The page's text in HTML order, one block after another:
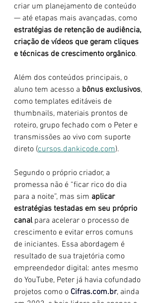
criar um planejamento de conteúdo
— até etapas mais avançadas, como
estratégias de retenção de audiência,
criação de vídeos que geram cliques
e técnicas de crescimento orgânico.
Além dos conteúdos principais, o
aluno tem acesso a bônus exclusivos,
como templates editáveis de
thumbnails, materiais prontos de
roteiro, grupo fechado com o Peter e
transmissões ao vivo com suporte
direto (cursos.dankicode.com).
Segundo o próprio criador, a
promessa não é “ficar rico do dia
para a noite”, mas sim aplicar
estratégias testadas em seu próprio
canal para acelerar o processo de
crescimento e evitar erros comuns
de iniciantes. Essa abordagem é
resultado de sua trajetória como
empreendedor digital: antes mesmo
do YouTube, Peter já havia cofundado
projetos como o Cifras.com.br, ainda